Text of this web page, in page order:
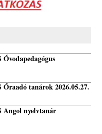
tanárok 2026.05.27.
nyelvtanár